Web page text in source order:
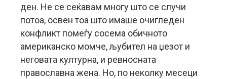
ден. Не се сеќавам многу што се случи
потоа, освен тоа што имаше очигледен
конфликт помеѓу сосема обичното
американско момче, љубител на џезот и
неговата културна, и ревносната
православна жена. Но, по неколку месеци